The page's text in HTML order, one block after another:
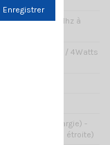
radio FM 65Mhz à
-- UHF : 1W / 4Watts
band( bande élargie) -
band( bande étroite)
Enregistrer